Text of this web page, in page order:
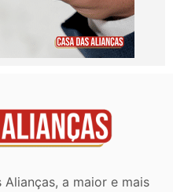
a maior e mais